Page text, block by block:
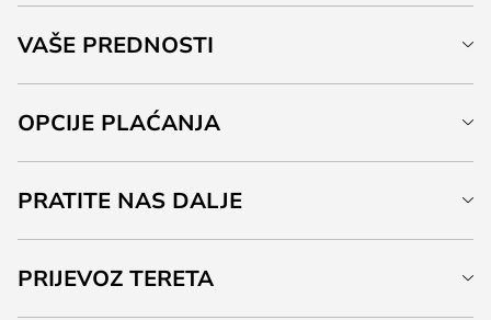
VAŠE PREDNOSTI
OPCIJE PLAĆANJA
PRATITE NAS DALJE
PRIJEVOZ TERETA